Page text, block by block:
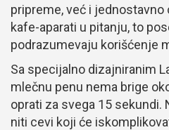
pripreme, već i jednostavno
kafe-aparati u pitanju, to
podrazumevaju korišćenje
Sa specijalno dizajniranim
mlečnu penu nema brige
oprati za svega 15 sekundi.
niti cevi koji će